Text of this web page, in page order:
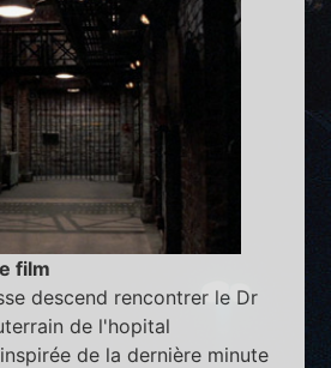
film
descend rencontrer le Dr
de l'hopital
de la dernière minute